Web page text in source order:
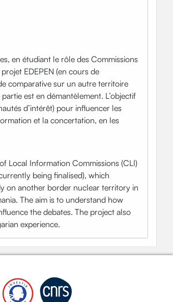
en étudiant le rôle des Commissions
EDEPEN (en cours de
comparative sur un autre territoire
est en démantèlement. L’objectif
d’intérêt) pour influencer les
et la concertation, en les
Local Information Commissions (CLI)
being finalised), which
on another border nuclear territory in
The aim is to understand how
the debates. The project also
experience.